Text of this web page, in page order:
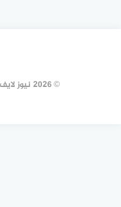
© 2026 نيوز لايف